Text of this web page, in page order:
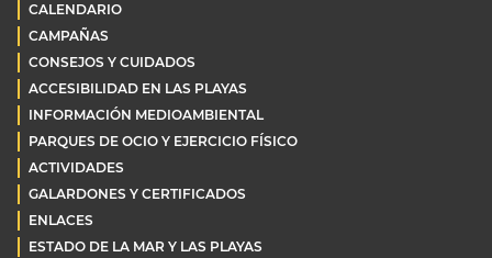
CALENDARIO
CAMPAÑAS
CONSEJOS Y CUIDADOS
ACCESIBILIDAD EN LAS PLAYAS
INFORMACIÓN MEDIOAMBIENTAL
PARQUES DE OCIO Y EJERCICIO FÍSICO
ACTIVIDADES
GALARDONES Y CERTIFICADOS
ENLACES
ESTADO DE LA MAR Y LAS PLAYAS